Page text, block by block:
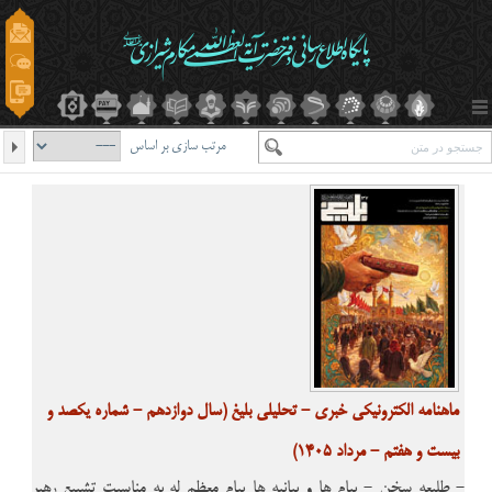
مرتب سازی بر اساس
ماهنامه الکترونیکی خبری - تحلیلی بلیغ (سال دوازدهم - شماره یکصد و
بیست و هفتم - مرداد 1405)